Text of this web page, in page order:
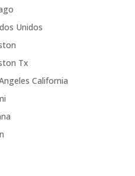
Unidos
Tx
California